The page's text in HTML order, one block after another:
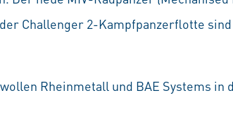
Challenger 2-Kampfpanzerflotte
Rheinmetall und BAE Systems in